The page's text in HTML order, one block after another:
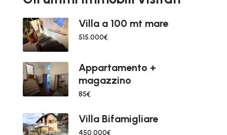
Villa a 100 mt mare
515.000€
Appartamento +
magazzino
85€
Villa Bifamigliare
450.000€